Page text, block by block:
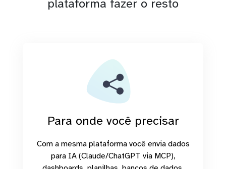
plataforma fazer o resto
Para onde você precisar
Com a mesma plataforma você envia dados
para IA (Claude/ChatGPT via MCP),